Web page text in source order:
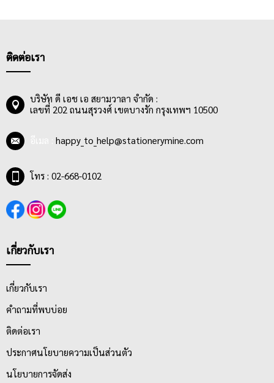
ในการรองรับน้ำไม่เท่ากัน เช่น กระดาษที่เหมาะกับระบายสีน้ำ,
สมุดวาดภาพระบายสีให้เหมาะกับสีที่ต้องการใช้ และเทคนิคต่างๆที่
ต้องการประยุกต์ลงบนผลงานที่วางแผนไว้
ติดต่อเรา
บริษัท ดี เอช เอ สยามวาลา จำกัด :
เลขที่ 202 ถนนสุรวงศ์ เขตบางรัก กรุงเทพฯ 10500
happy_to_help@stationerymine.com
โทร : 02-668-0102
เกี่ยวกับเรา
เกี่ยวกับเรา
คำถามที่พบบ่อย
ติดต่อเรา
ประกาศนโยบายความเป็นส่วนตัว
นโยบายการจัดส่ง